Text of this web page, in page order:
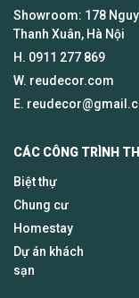
Showroom: 178
Thanh Xuân, Hà Nội
H. 0911 277 869
W. reudecor.com
E.
CÁC CÔNG TRÌNH
Biệt thự
Chung cư
Homestay
Dự án khách
sạn